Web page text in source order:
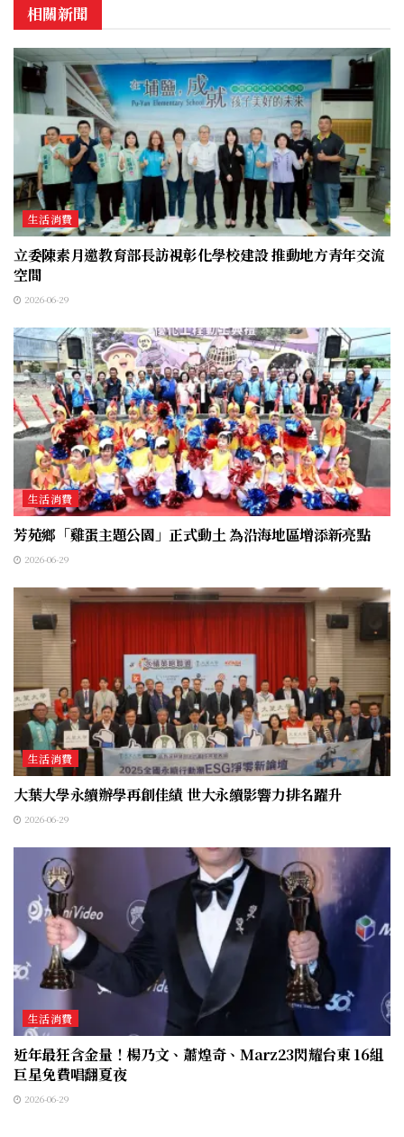
相關新聞
生活消費
立委陳素月邀教育部長訪視彰化學校建設 推動地方青年交流
空間
2026-06-29
生活消費
芳苑鄉「雞蛋主題公園」正式動土 為沿海地區增添新亮點
2026-06-29
生活消費
大葉大學永續辦學再創佳績 世大永續影響力排名躍升
2026-06-29
生活消費
近年最狂含金量！楊乃文、蕭煌奇、Marz23閃耀台東 16組
巨星免費唱翻夏夜
2026-06-29